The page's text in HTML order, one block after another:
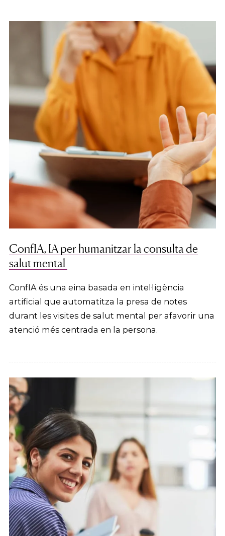
ConfIA, IA per humanitzar la consulta de
salut mental
ConfIA és una eina basada en intel·ligència
artificial que automatitza la presa de notes
durant les visites de salut mental per afavorir una
atenció més centrada en la persona.